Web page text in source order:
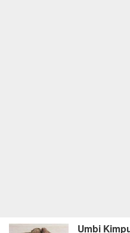
Umbi